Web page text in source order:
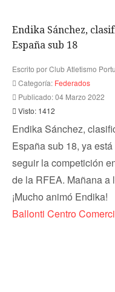
Endika Sánchez,
España sub 18
Escrito porClub Atletismo
Categoría: Federados
Publicado: 04 Marzo 2022
Visto: 1412
Endika Sánchez,
España sub 18, ya
seguir la competición
de la RFEA. Mañana a
¡Mucho animó Endika!
Ballonti Centro